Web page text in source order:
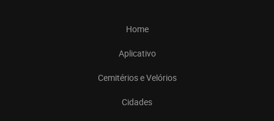
Home
Aplicativo
Cemitérios e Velórios
Cidades